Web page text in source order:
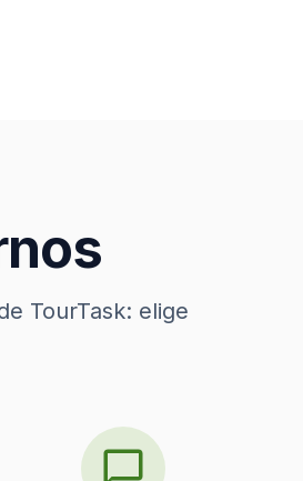
TourTask: elige